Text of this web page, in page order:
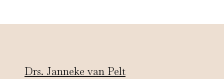
Drs. Janneke van Pelt